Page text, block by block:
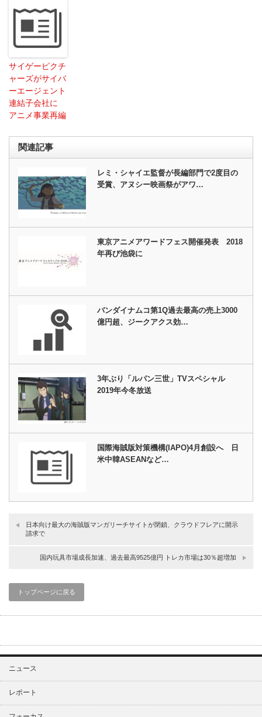
サイゲーピクチ
ャーズがサイバ
ーエージェント
連結子会社に
アニメ事業再編
関連記事
レミ・シャイエ監督が長編部門で2度目の
受賞、アヌシー映画祭がアワ…
東京アニメアワードフェス開催発表 2018
年再び池袋に
バンダイナムコ第1Q過去最高の売上3000
億円超、ジークアクス効…
3年ぶり「ルパン三世」TVスペシャル
2019年今冬放送
国際海賊版対策機構(IAPO)4月創設へ 日
米中韓ASEANなど…
日本向け最大の海賊版マンガリーチサイトが閉鎖、クラウドフレアに開示
請求で
国内玩具市場成長加速、過去最高9525億円 トレカ市場は30％超増加
トップページに戻る
ニュース
レポート